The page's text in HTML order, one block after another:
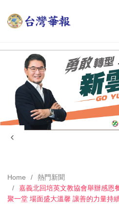
Home
熱門新聞
嘉義北回培英文教協會舉辦感恩
聚一堂 場面盛大溫馨 讓善的力量持